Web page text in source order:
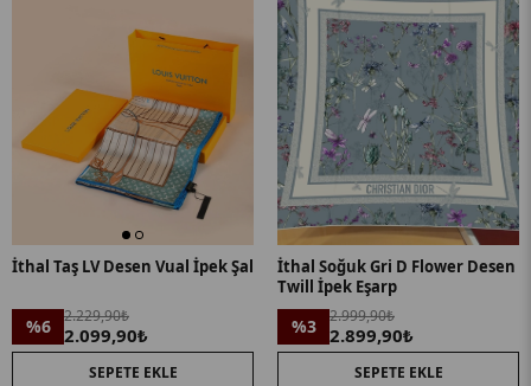
İthal Taş LV Desen Vual İpek Şal
%6 2.229,90₺
2.099,90₺
SEPETE EKLE
İthal Soğuk Gri D Flower Desen
Twill İpek Eşarp
%3 2.999,90₺
2.899,90₺
SEPETE EKLE